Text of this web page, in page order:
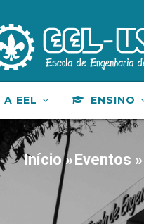
A EEL ENSINO
Início »Eventos »